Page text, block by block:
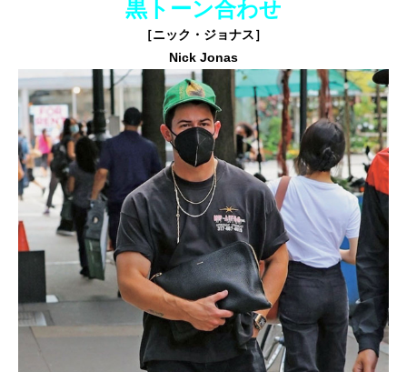
黒トーン合わせ
［ニック・ジョナス］
Nick Jonas